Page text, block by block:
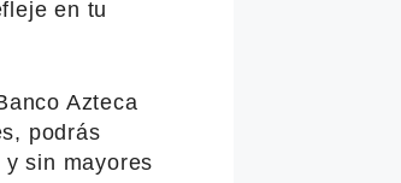
en tu
Azteca
podrás
sin mayores